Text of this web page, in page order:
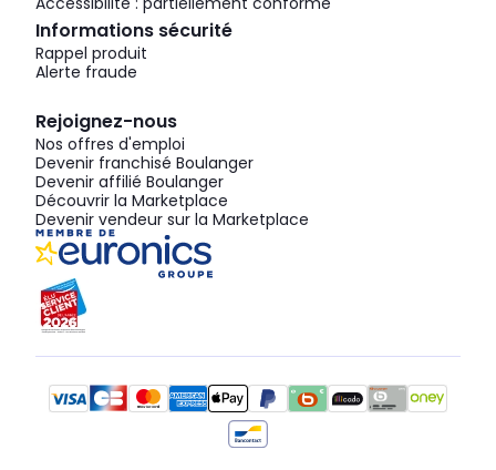
Informations sécurité
Rappel produit
Alerte fraude
Rejoignez-nous
Nos offres d'emploi
Devenir franchisé Boulanger
Devenir affilié Boulanger
Découvrir la Marketplace
Devenir vendeur sur la Marketplace